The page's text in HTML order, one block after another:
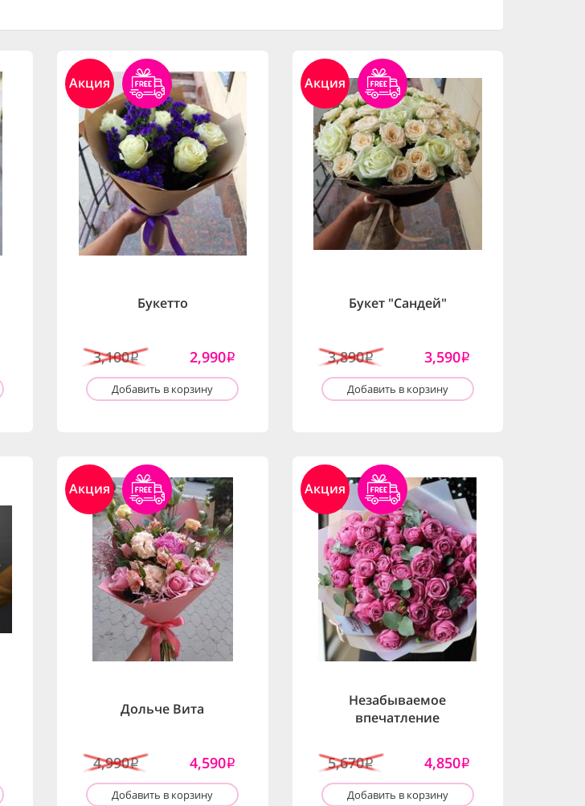
Акция
Букетто
3,100i 2,990i
Добавить в корзину
Акция
Букет "Сандей"
3,890i 3,590i
Добавить в корзину
Акция
Дольче Вита
4,990i 4,590i
Добавить в корзину
Акция
Незабываемое
впечатление
5,670i 4,850i
Добавить в корзину